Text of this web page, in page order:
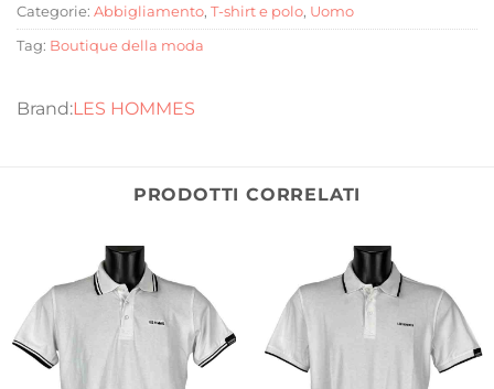
Categorie: Abbigliamento, T-shirt e polo, Uomo
Tag: Boutique della moda
LES HOMMES
PRODOTTI CORRELATI